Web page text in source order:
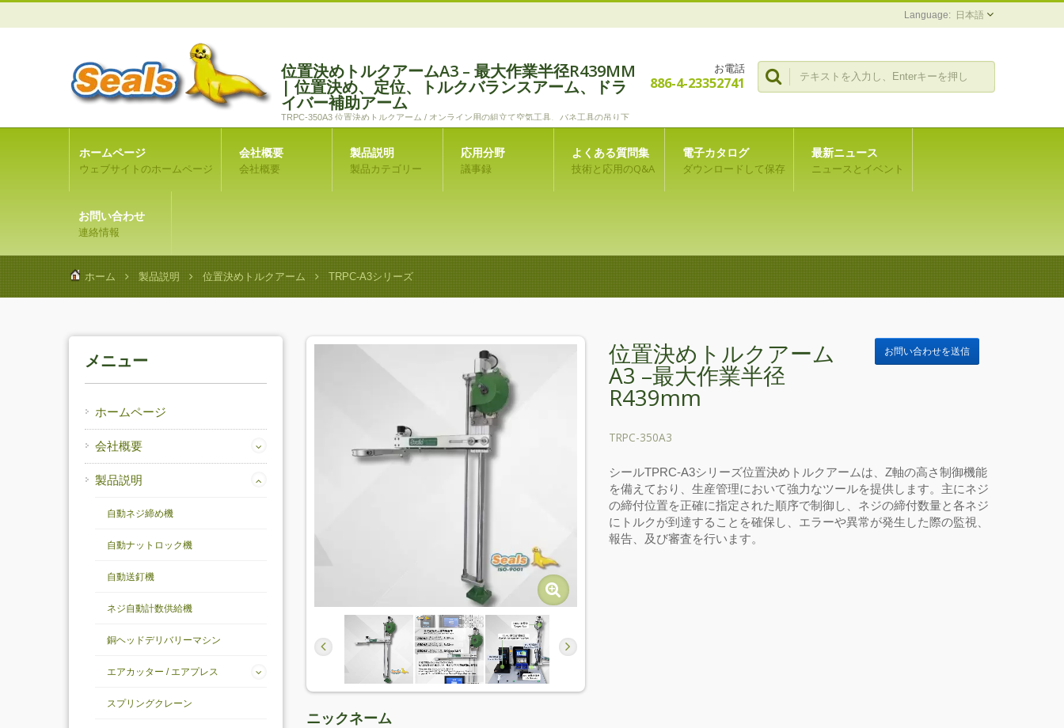
日本語
位置決めトルクアームA3 – 最大作業半径R439MM
| 位置決め、定位、トルクバランスアーム、ドラ
イバー補助アーム
TRPC-350A3 位置決めトルクアーム / オンライン用の組立て空気工具、バネ工具の吊り下
げ、空気機械の研究開発と製造を専門とするメーカー
お電話
886-4-23352741
ホームページ
ウェブサイトのホームページ
会社概要
会社概要
製品説明
製品カテゴリー
応用分野
議事録
よくある質問集
技術と応用のQ&A
電子カタログ
ダウンロードして保存
最新ニュース
ニュースとイベント
お問い合わせ
連絡情報
ホーム 製品説明 位置決めトルクアーム TRPC-A3シリーズ
メニュー
ホームページ
会社概要
製品説明
自動ネジ締め機
自動ナットロック機
自動送釘機
ネジ自動計数供給機
銅ヘッドデリバリーマシン
エアカッター / エアプレス
スプリングクレーン
お問い合わせを送信
位置決めトルクアーム
A3 –最大作業半径
R439mm
TRPC-350A3
シールTPRC-A3シリーズ位置決めトルクアームは、Z軸の高さ制御機能
を備えており、生産管理において強力なツールを提供します。主にネジ
の締付位置を正確に指定された順序で制御し、ネジの締付数量と各ネジ
にトルクが到達することを確保し、エラーや異常が発生した際の監視、
報告、及び審査を行います。
ニックネーム